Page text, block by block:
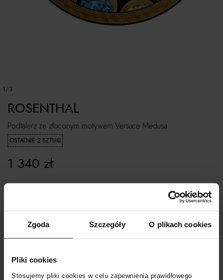
Zgoda Szczegóły O plikach cookies
Pliki cookies
Stosujemy pliki cookies w celu zapewnienia prawidłowego
1/3
Podtalerz ze złoconym motywem Versace Medusa
OSTATNIE 2 SZTUKI
ROSENTHAL
1 340 zł
DODAJ DO KOSZYKA
Dostawa